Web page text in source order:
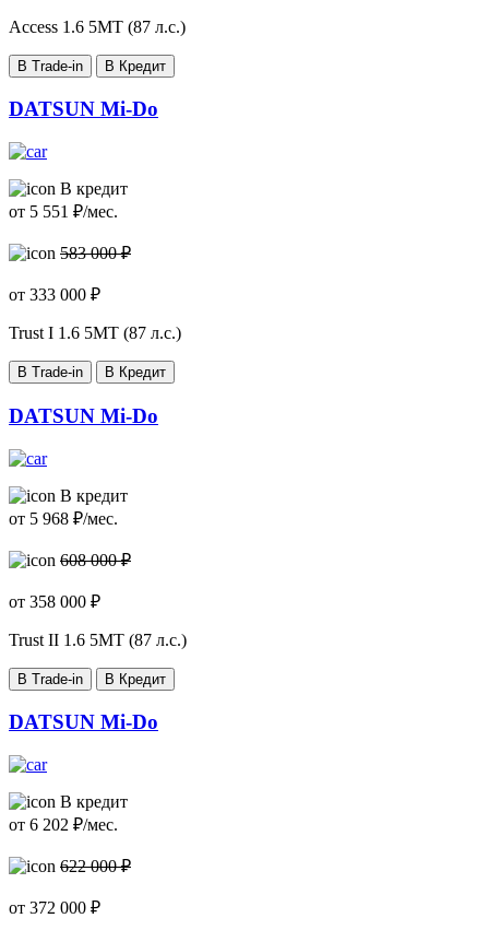
Access 1.6 5МТ (87 л.с.)
В Trade-in В Кредит
DATSUN Mi-Do
В кредит
от 5 551 ₽/мес.
583 000 ₽
от 333 000 ₽
Trust I 1.6 5МТ (87 л.с.)
В Trade-in В Кредит
DATSUN Mi-Do
В кредит
от 5 968 ₽/мес.
608 000 ₽
от 358 000 ₽
Trust II 1.6 5МТ (87 л.с.)
В Trade-in В Кредит
DATSUN Mi-Do
В кредит
от 6 202 ₽/мес.
622 000 ₽
от 372 000 ₽